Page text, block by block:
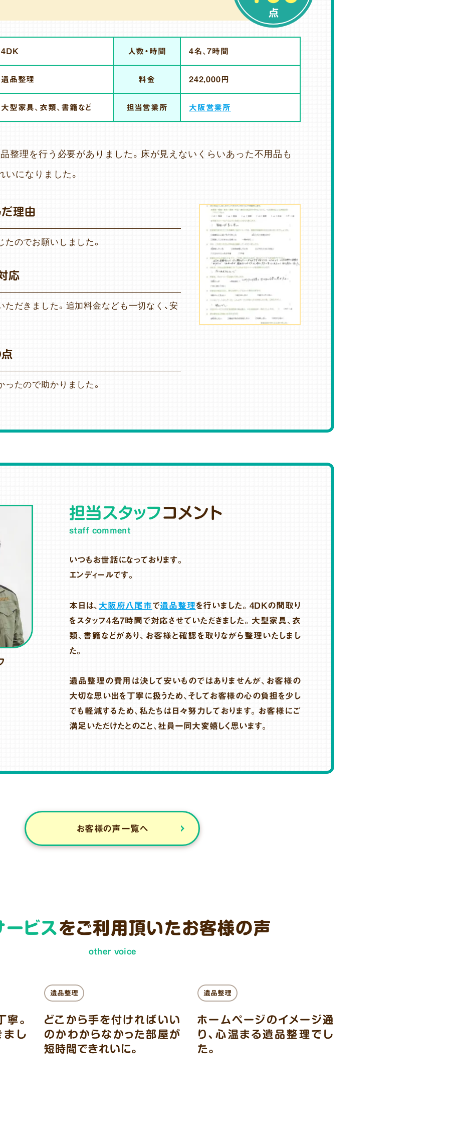
点
4DK 人数・時間 4名、7時間
遺品整理 料金 242,000円
大型家具、衣類、書籍など 担当営業所 大阪営業所
整理を行う必要がありました。床が見えないくらいあった不用品も
いになりました。
理由
のでお願いしました。
応
ただきました。追加料金なども一切なく、安
たので助かりました。
担当スタッフコメント
staff comment
いつもお世話になっております。
エンディールです。
本日は、 大阪府八尾市で遺品整理を行いました。4DKの間取り
をスタッフ4名7時間で対応させていただきました。大型家具、衣
類、書籍などがあり、お客様と確認を取りながら整理いたしまし
た。
遺品整理の費用は決して安いものではありませんが、お客様の
大切な思い出を丁寧に扱うため、そしてお客様の心の負担を少し
でも軽減するため、私たちは日々努力しております。お客様にご
満足いただけたとのこと、社員一同大変嬉しく思います。
お客様の声一覧へ
ービス をご利用頂いたお客様の声
other voice
。
し
遺品整理
どこから手を付ければいい
のかわからなかった部屋が
短時間できれいに。
遺品整理
ホームページのイメージ通
り、心温まる遺品整理でし
た。